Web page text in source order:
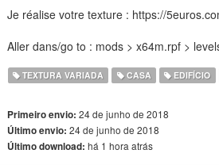
Je réalise votre texture : https://
Aller dans/go to : mods > x64m.rpf >
TEXTURA VARIADA CASA EDIFÍCIO
Primeiro envio: 24 de junho de 2018
Último envio: 24 de junho de 2018
Último download: há 1 hora atrás